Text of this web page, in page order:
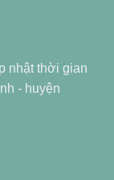
nhật thời gian
- huyện